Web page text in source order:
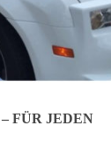
FÜR JEDEN